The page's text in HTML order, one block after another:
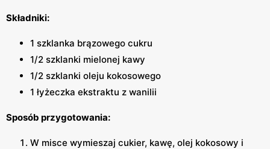
Składniki:
1 szklanka brązowego cukru
1/2 szklanki mielonej kawy
1/2 szklanki oleju kokosowego
1 łyżeczka ekstraktu z wanilii
Sposób przygotowania:
W misce wymieszaj cukier, kawę, olej kokosowy i